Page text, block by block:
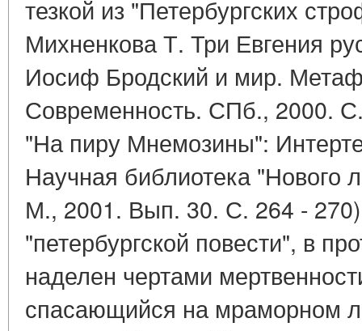
тезкой из "Петербургских
Михненкова Т. Три Евгения
Иосиф Бродский и мир.
Современность. СПб., 2000.
"На пиру Мнемозины":
Научная библиотека "Нового
М., 2001. Вып. 30. С. 264 -
"петербургской повести", в
наделен чертами
спасающийся на мраморном